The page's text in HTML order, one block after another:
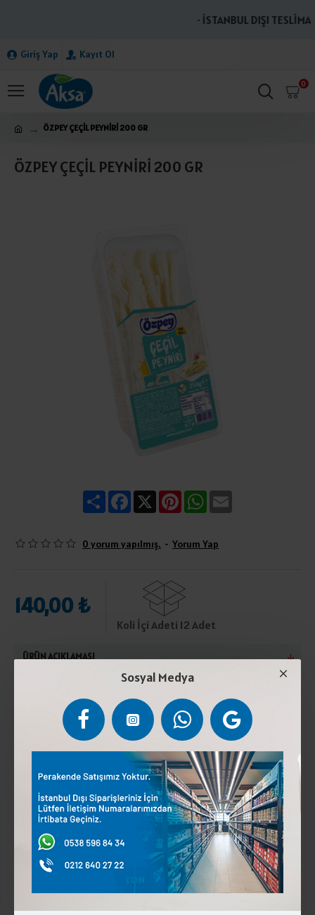
Sosyal Medya
· İSTANBUL DIŞI
Giriş Yap Kayıt Ol
0
ÖZPEY ÇEÇİL PEYNİRİ 200 GR
ÖZPEY ÇEÇİL PEYNİRİ 200 GR
ShareFacebook
X PinterestWhatsApp
0 yorum yapılmış. - Yorum Yap
140,00 ₺
Koli İçi Adeti 12 Adet
ÜRÜN AÇIKLAMASI
+4°C / +6°C De Muhafaza Ediniz.Laktoz İçerir.
Kurumsal
Üyelik İşlemleri